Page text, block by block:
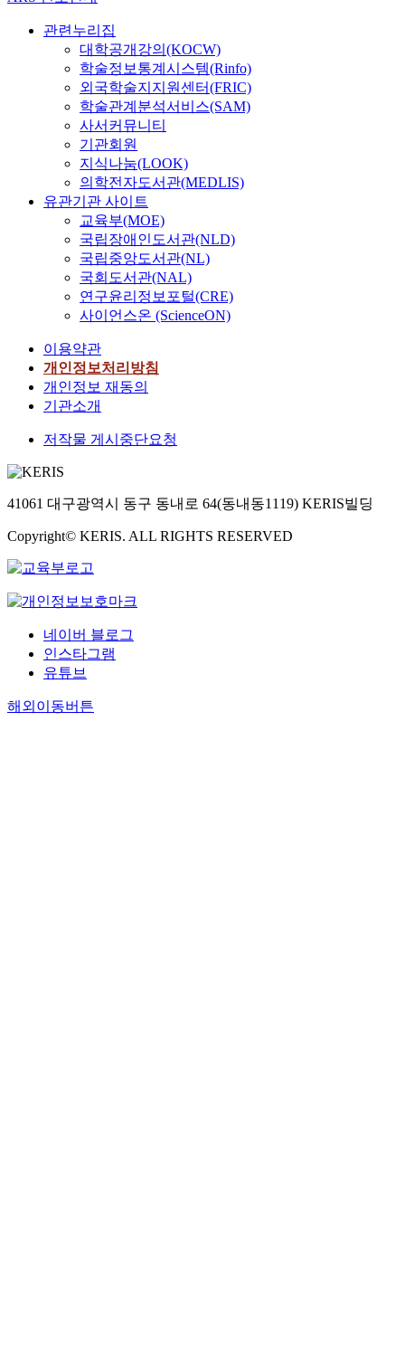
관련누리집
대학공개강의(KOCW)
학술정보통계시스템(Rinfo)
외국학술지지원센터(FRIC)
학술관계분석서비스(SAM)
사서커뮤니티
기관회원
지식나눔(LOOK)
의학전자도서관(MEDLIS)
유관기관 사이트
교육부(MOE)
국립장애인도서관(NLD)
국립중앙도서관(NL)
국회도서관(NAL)
연구윤리정보포털(CRE)
사이언스온 (ScienceON)
이용약관
개인정보처리방침
개인정보 재동의
기관소개
저작물 게시중단요청
41061 대구광역시 동구 동내로 64(동내동1119) KERIS빌딩
Copyright© KERIS. ALL RIGHTS RESERVED
네이버 블로그
인스타그램
유튜브
해외이동버튼